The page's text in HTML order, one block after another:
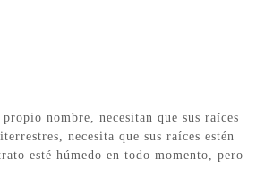
nombre, necesitan que sus raíces
necesita que sus raíces estén
esté húmedo en todo momento, pero